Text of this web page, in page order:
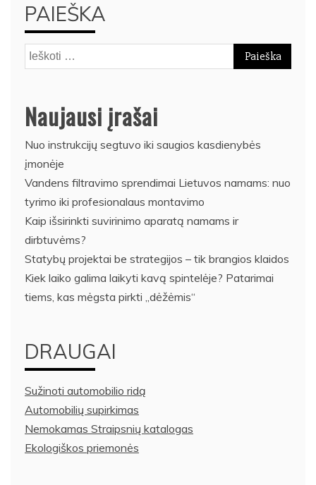
PAIEŠKA
Ieškoti:
Naujausi įrašai
Nuo instrukcijų segtuvo iki saugios kasdienybės
įmonėje
Vandens filtravimo sprendimai Lietuvos namams: nuo
tyrimo iki profesionalaus montavimo
Kaip išsirinkti suvirinimo aparatą namams ir
dirbtuvėms?
Statybų projektai be strategijos – tik brangios klaidos
Kiek laiko galima laikyti kavą spintelėje? Patarimai
tiems, kas mėgsta pirkti „dėžėmis“
DRAUGAI
Sužinoti automobilio ridą
Automobilių supirkimas
Nemokamas Straipsnių katalogas
Ekologiškos priemonės